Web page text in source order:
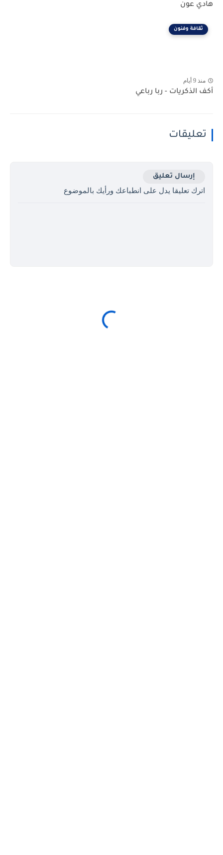
هادي عون
ثقافة وفنون
منذ 9 أيام
أكف الذكريات - ربا رباعي
تعليقات
إرسال تعليق
اترك تعليقا يدل على انطباعك ورأيك بالموضوع